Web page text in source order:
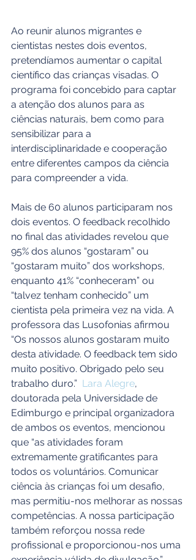
Ao reunir alunos migrantes e
cientistas nestes dois eventos,
pretendíamos aumentar o capital
científico das crianças visadas. O
programa foi concebido para captar
a atenção dos alunos para as
ciências naturais, bem como para
sensibilizar para a
interdisciplinaridade e cooperação
entre diferentes campos da ciência
para compreender a vida.
Mais de 60 alunos participaram nos
dois eventos. O feedback recolhido
no final das atividades revelou que
95% dos alunos “gostaram” ou
“gostaram muito” dos workshops,
enquanto 41% “conheceram” ou
“talvez tenham conhecido” um
cientista pela primeira vez na vida. A
professora das Lusofonias afirmou
“Os nossos alunos gostaram muito
desta atividade. O feedback tem sido
muito positivo. Obrigado pelo seu
trabalho duro.” Lara Alegre,
doutorada pela Universidade de
Edimburgo e principal organizadora
de ambos os eventos, mencionou
que “as atividades foram
extremamente gratificantes para
todos os voluntários. Comunicar
ciência às crianças foi um desafio,
mas permitiu-nos melhorar as nossas
competências. A nossa participação
também reforçou nossa rede
profissional e proporcionou-nos uma